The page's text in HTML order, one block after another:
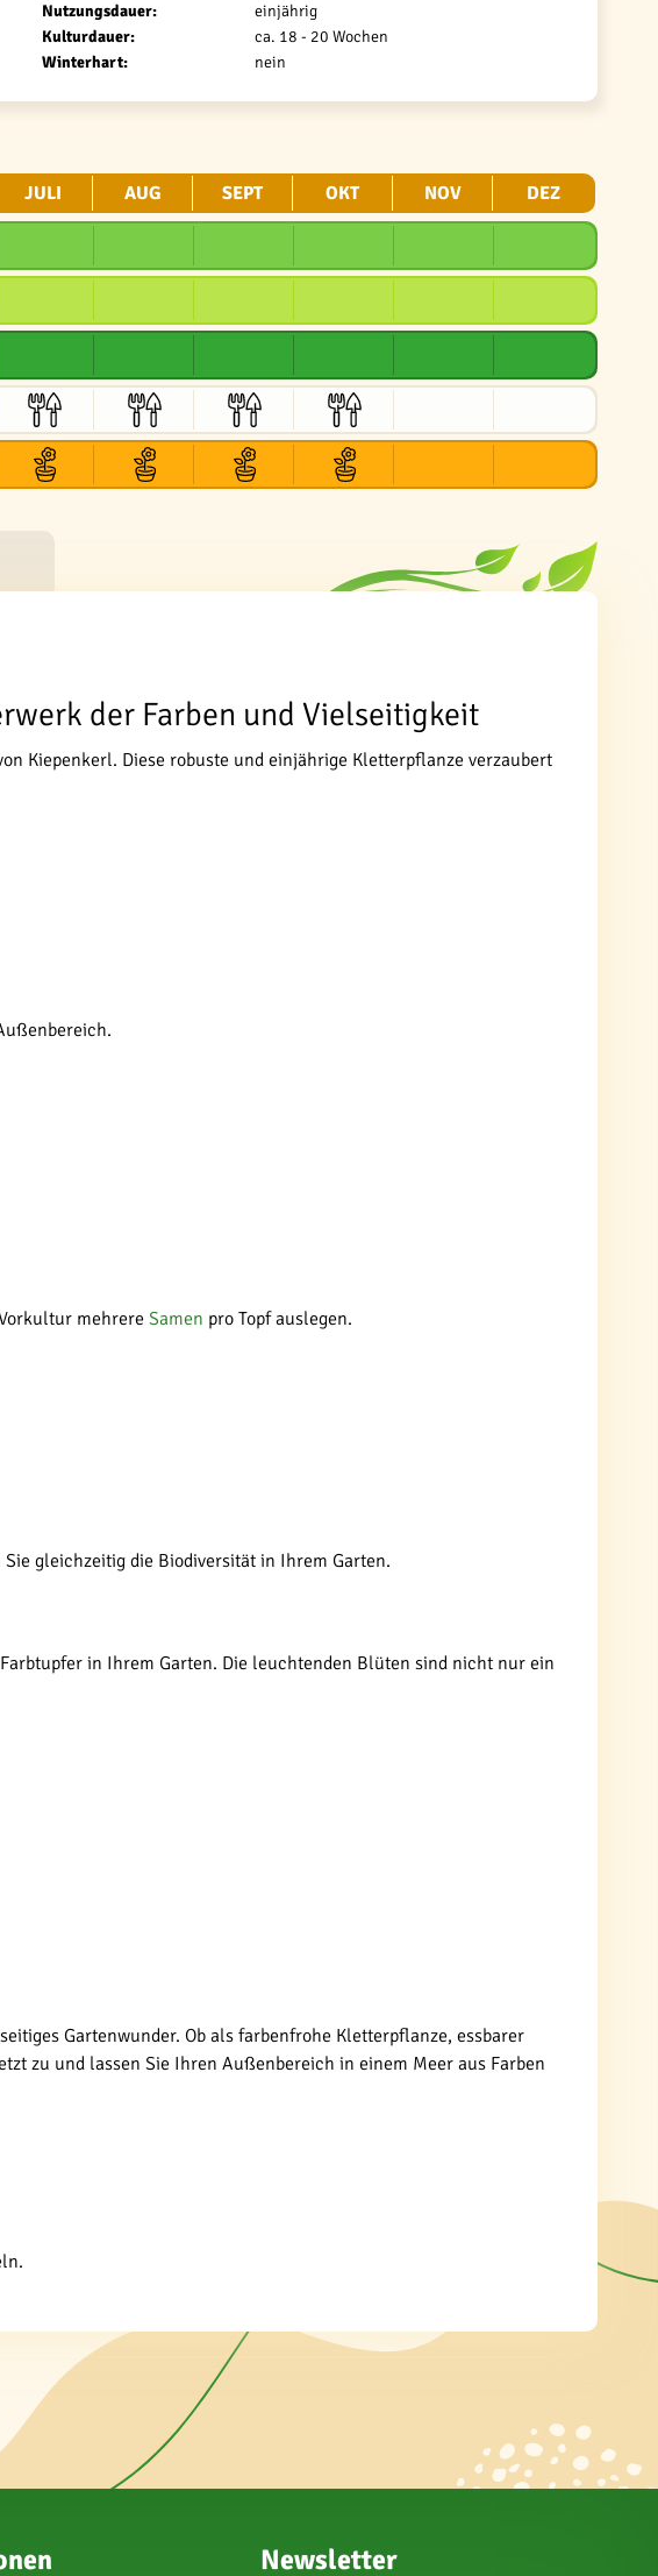
Nutzungsdauer:
einjährig
Kulturdauer:
ca. 18 - 20 Wochen
Winterhart:
nein
JULI AUG SEPT OKT NOV DEZ
der Farben und Vielseitigkeit
Kiepenkerl. Diese robuste und einjährige Kletterpflanze verzaubert
mehrere Samen pro Topf auslegen.
gleichzeitig die Biodiversität in Ihrem Garten.
in Ihrem Garten. Die leuchtenden Blüten sind nicht nur ein
Gartenwunder. Ob als farbenfrohe Kletterpflanze, essbarer
zu und lassen Sie Ihren Außenbereich in einem Meer aus Farben
Newsletter